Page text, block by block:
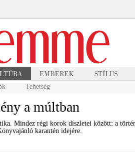
Tehetség
a múltban
Mindez régi korok díszletei között: a
karantén idejére.